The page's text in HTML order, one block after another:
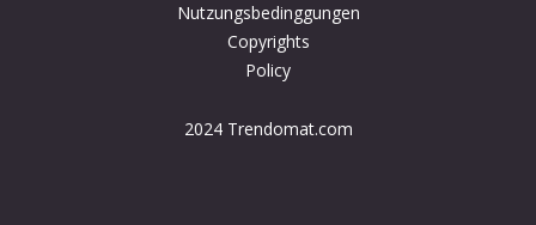
Nutzungsbedinggungen
Copyrights
Policy
2024 Trendomat.com